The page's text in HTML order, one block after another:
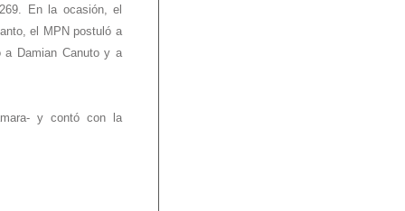
En la ocasión, el
el MPN postuló a
a Damian Canuto y a
y contó con la